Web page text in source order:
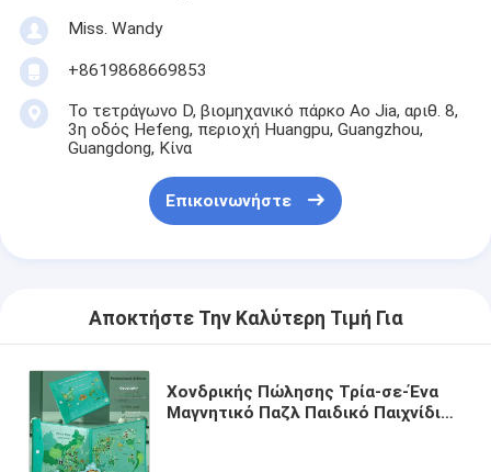
Miss. Wandy
+8619868669853
Το τετράγωνο D, βιομηχανικό πάρκο Ao Jia, αριθ. 8,
3η οδός Hefeng, περιοχή Huangpu, Guangzhou,
Guangdong, Κίνα
Επικοινωνήστε
Αποκτήστε Την Καλύτερη Τιμή Για
Χονδρικής Πώλησης Τρία-σε-Ένα
Μαγνητικό Παζλ Παιδικό Παιχνίδι